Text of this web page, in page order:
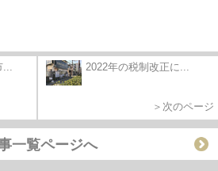
2022年の税制改正に...
＞次のページ
一覧ページへ